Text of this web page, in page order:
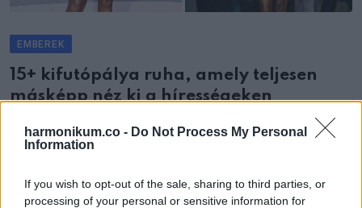
harmonikum.co - Do Not Process My Personal
Information
If you wish to opt-out of the sale, sharing to third parties, or
processing of your personal or sensitive information for
EMBEREK
15+ kifutópálya ruha, amely teljesen
másképp néz ki a hírességeken